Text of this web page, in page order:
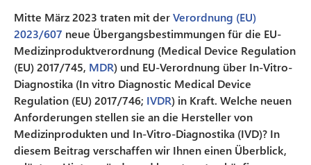
Mitte März 2023 traten mit derVerordnung (EU)
2023/607 neue Übergangsbestimmungen für die EU-
Medizinproduktverordnung (Medical Device Regulation
(EU) 2017/745, MDR) und EU-Verordnung über In-Vitro-
Diagnostika (In vitro Diagnostic Medical Device
Regulation (EU) 2017/746; IVDR) in Kraft. Welche neuen
Anforderungen stellen sie an die Hersteller von
Medizinprodukten und In-Vitro-Diagnostika (IVD)? In
diesem Beitrag verschaffen wir Ihnen einen Überblick,